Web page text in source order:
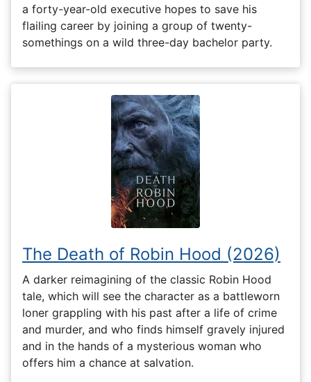
a forty-year-old executive hopes to save his
flailing career by joining a group of twenty-
somethings on a wild three-day bachelor party.
The Death of Robin Hood (2026)
A darker reimagining of the classic Robin Hood
tale, which will see the character as a battleworn
loner grappling with his past after a life of crime
and murder, and who finds himself gravely injured
and in the hands of a mysterious woman who
offers him a chance at salvation.